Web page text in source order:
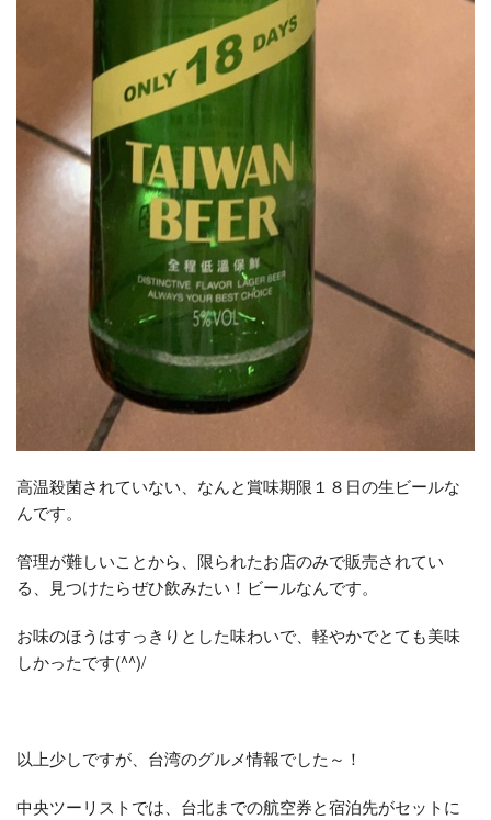
高温殺菌されていない、なんと賞味期限１８日の生ビールな
んです。
管理が難しいことから、限られたお店のみで販売されてい
る、見つけたらぜひ飲みたい！ビールなんです。
お味のほうはすっきりとした味わいで、軽やかでとても美味
しかったです(^^)/
以上少しですが、台湾のグルメ情報でした～！
中央ツーリストでは、台北までの航空券と宿泊先がセットに